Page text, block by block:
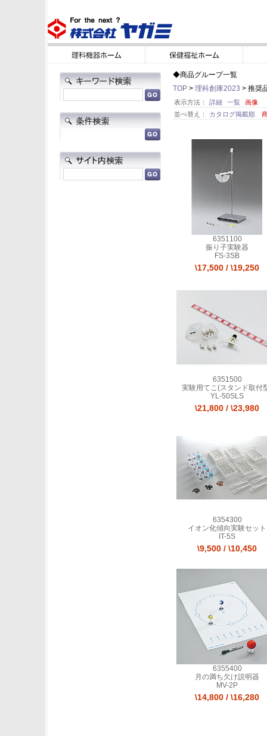
◆商品グループ一覧
TOP > 理科創庫2023 > 推奨
表示方法： 詳細 一覧
画像
並べ替え：
カタログ掲載順
6351100
振り子実験器
FS-3SB
\17,500 / \19,250
6351500
実験用てこ(スタンド取付
YL-50SLS
\21,800 / \23,980
6354300
イオン化傾向実験セット
IT-5S
\9,500 / \10,450
6355400
月の満ち欠け説明器
MV-2P
\14,800 / \16,280